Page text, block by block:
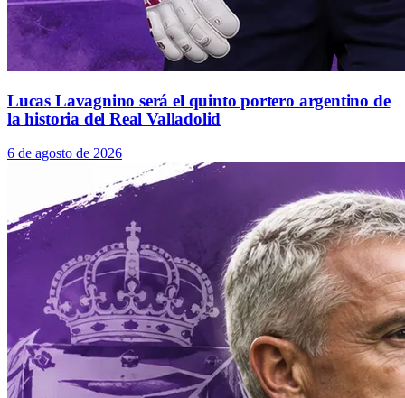
Lucas Lavagnino será el quinto portero argentino de
la historia del Real Valladolid
6 de agosto de 2026